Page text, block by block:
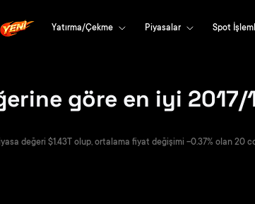
Yatırma/Çekme Piyasalar Spot
göre en iyi
değeri $1.43T olup, ortalama fiyat değişimi -0.37% olan 20